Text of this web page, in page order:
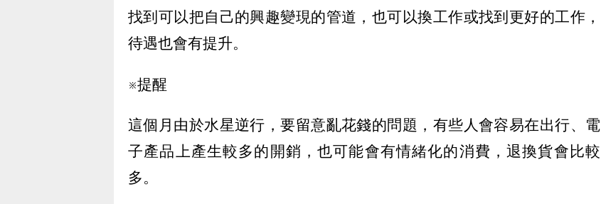
找到可以把自己的興趣變現的管道，也可以換工作或找到更好的工作，
待遇也會有提升。
※提醒
這個月由於水星逆行，要留意亂花錢的問題，有些人會容易在出行、電
子產品上產生較多的開銷，也可能會有情緒化的消費，退換貨會比較
多。